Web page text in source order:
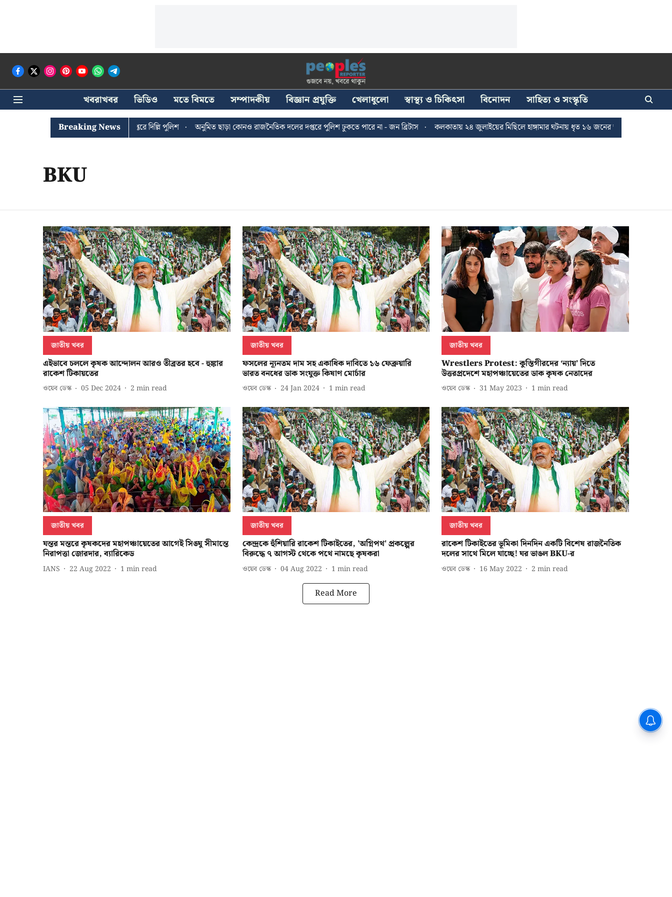
খবরাখবর ভিডিও মতে বিমতে সম্পাদকীয় বিজ্ঞান প্রযুক্তি খেলাধুলো স্বাস্থ্য ও চিকিৎসা বিনোদন সাহিত্য ও সংস্কৃতি
Breaking News
ঐশী ঘোষের খোঁজে সিপিআইএম সদর দপ্তরে দিল্লি পুলিশ অনুমিত ছাড়া কোনও রাজনৈতিক দলের দপ্তরে পুলিশ ঢুকতে পারে না - জন ব্রিটাস কলকাতায় ২৪ জুলাইয়ের মিছিলে হাঙ্গামার ঘটনায় ধৃত ১৬ জনের জামিন
BKU
জাতীয় খবর
এইভাবে চললে কৃষক আন্দোলন আরও তীব্রতর হবে - হুঙ্কার
রাকেশ টিকায়তের
ওয়েব ডেস্ক 05 Dec 2024 2 min read
জাতীয় খবর
ফসলের ন্যূনতম দাম সহ একাধিক দাবিতে ১৬ ফেব্রুয়ারি
ভারত বনধের ডাক সংযুক্ত কিষাণ মোর্চার
ওয়েব ডেস্ক 24 Jan 2024 1 min read
জাতীয় খবর
Wrestlers Protest: কুস্তিগীরদের ‘ন্যায়’ দিতে
উত্তরপ্রদেশে মহাপঞ্চায়েতের ডাক কৃষক নেতাদের
ওয়েব ডেস্ক 31 May 2023 1 min read
জাতীয় খবর
যন্তর মন্তরে কৃষকদের মহাপঞ্চায়েতের আগেই সিঙ্ঘু সীমান্তে
নিরাপত্তা জোরদার, ব্যারিকেড
IANS 22 Aug 2022 1 min read
জাতীয় খবর
কেন্দ্রকে হুঁশিয়ারি রাকেশ টিকাইতের, 'অগ্নিপথ' প্রকল্পের
বিরুদ্ধে ৭ আগস্ট থেকে পথে নামছে কৃষকরা
ওয়েব ডেস্ক 04 Aug 2022 1 min read
জাতীয় খবর
রাকেশ টিকাইতের ভূমিকা দিনদিন একটি বিশেষ রাজনৈতিক
দলের সাথে মিলে যাচ্ছে! ঘর ভাঙল BKU-র
ওয়েব ডেস্ক 16 May 2022 2 min read
Read More